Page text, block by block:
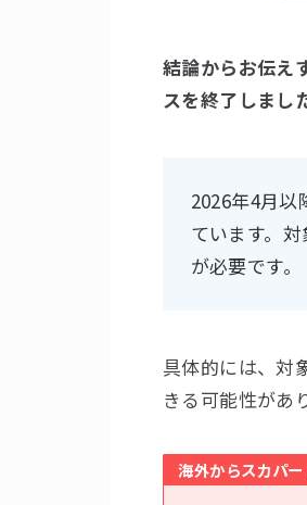
結論からお伝え
スを終了しまし
2026年4月
ています。
が必要です。
具体的には、対
きる可能性があ
海外からスカパ